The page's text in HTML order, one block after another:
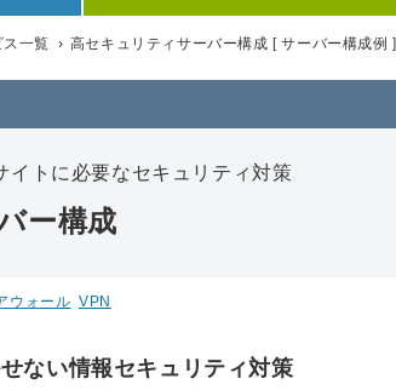
一覧 › 高セキュリティサーバー構成 [ サーバー構成例 ]
イトに必要なセキュリティ対策
ー構成
ウォール VPN
ない情報セキュリティ対策